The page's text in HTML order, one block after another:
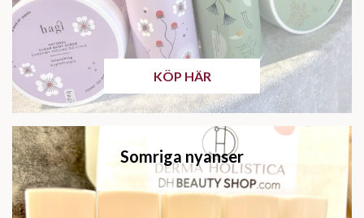
KÖP HÄR
Somriga nyanser